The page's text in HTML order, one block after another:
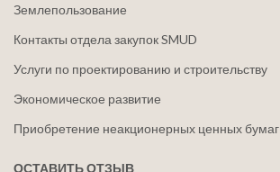
Землепользование
Контакты отдела закупок SMUD
Услуги по проектированию и строительству
Экономическое развитие
Приобретение неакционерных ценных бумаг
ОСТАВИТЬ ОТЗЫВ